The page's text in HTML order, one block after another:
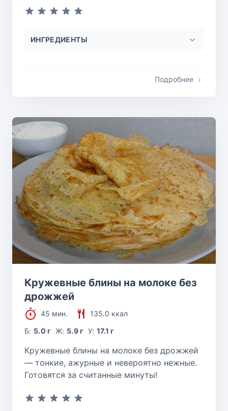
ИНГРЕДИЕНТЫ
Подробнее
Кружевные блины на молоке без
дрожжей
45 мин.
135.0 ккал
Б: 5.0 г Ж: 5.9 г У: 17.1 г
Кружевные блины на молоке без дрожжей
— тонкие, ажурные и невероятно нежные.
Готовятся за считанные минуты!